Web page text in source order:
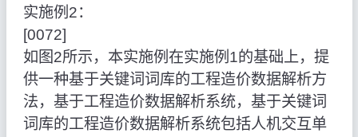
实施例2：
[0072]
如图2所示，本实施例在实施例1的基础上，提
供一种基于关键词词库的工程造价数据解析方
法，基于工程造价数据解析系统，基于关键词
词库的工程造价数据解析系统包括人机交互单